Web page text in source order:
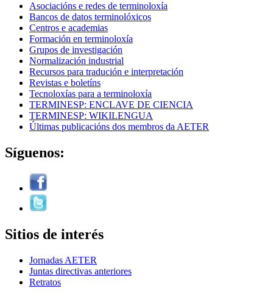
Asociacións e redes de terminoloxía
Bancos de datos terminolóxicos
Centros e academias
Formación en terminoloxía
Grupos de investigación
Normalización industrial
Recursos para tradución e interpretación
Revistas e boletíns
Tecnoloxías para a terminoloxía
TERMINESP: ENCLAVE DE CIENCIA
TERMINESP: WIKILENGUA
Últimas publicacións dos membros da AETER
Síguenos:
Sitios de interés
Jornadas AETER
Juntas directivas anteriores
Retratos